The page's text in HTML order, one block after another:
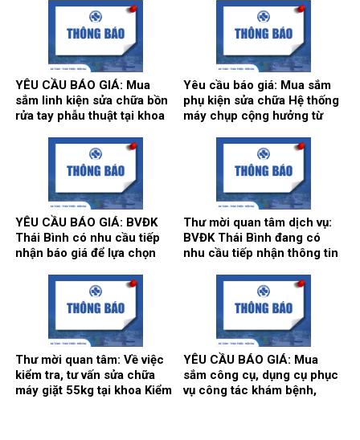
sản xuất: Karl Storz của
khoa Gây mê hồi sức.
Hãng sx: Shanghai
Qingsheng Washing
Equipment CO., Ltd. tại khoa
Kiểm soát nhiễm khuẩn.
YÊU CẦU BÁO GIÁ: Mua
sắm linh kiện sửa chữa bồn
rửa tay phẫu thuật tại khoa
sức tích cực – Chống độc.
Yêu cầu báo giá: Mua sắm
phụ kiện sửa chữa Hệ thống
máy chụp cộng hưởng từ
Siemens tại Trung tâm
Chẩn đoán hình ảnh và Điện
quang can thiệp.
YÊU CẦU BÁO GIÁ: BVĐK
Thái Bình có nhu cầu tiếp
nhận báo giá để lựa chọn
hoạt động của Nhà thuốc
Bệnh viện bổ sung năm
Thư mời quan tâm dịch vụ:
BVĐK Thái Bình đang có
nhu cầu tiếp nhận thông tin
năng, kỹ thuật, tiêu chuẩn
chất lượng và giá kế hoạch
của gói thầy cung cấp phần
mềm tổng thể Bệnh viện.
Thư mời quan tâm: Về việc
kiểm tra, tư vấn sửa chữa
máy giặt 55kg tại khoa Kiểm
YÊU CẦU BÁO GIÁ: Mua
sắm công cụ, dụng cụ phục
vụ công tác khám bệnh,